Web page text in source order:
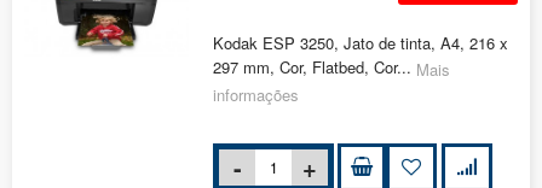
Kodak ESP 3250, Jato de tinta, A4, 216 x
297 mm, Cor, Flatbed, Cor... Mais
informações